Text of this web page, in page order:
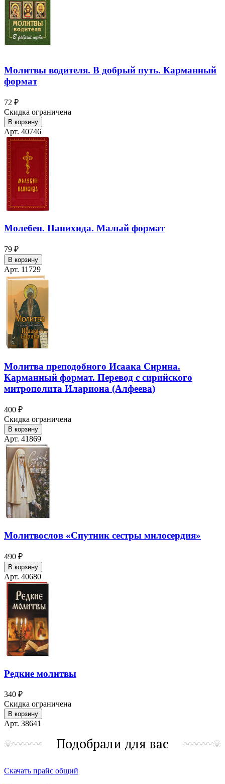
Молитвы водителя. В добрый путь. Карманный
формат
72 ₽
Скидка ограничена
В корзину
Арт. 40746
Молебен. Панихида. Малый формат
79 ₽
В корзину
Арт. 11729
Молитва преподобного Исаака Сирина.
Карманный формат. Перевод с сирийского
митрополита Илариона (Алфеева)
400 ₽
Скидка ограничена
В корзину
Арт. 41869
Молитвослов «Спутник сестры милосердия»
490 ₽
В корзину
Арт. 40680
Редкие молитвы
340 ₽
Скидка ограничена
В корзину
Арт. 38641
Подобрали для вас
Скачать прайс общий